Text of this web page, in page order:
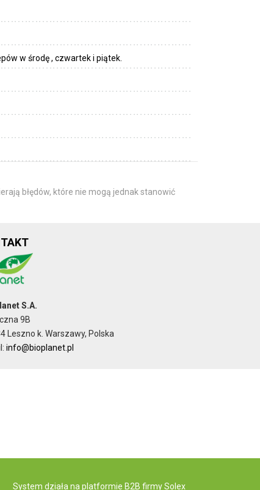
w środę , czwartek i piątek.
błędów, które nie mogą jednak stanowić
S.A.
9B
Leszno k. Warszawy, Polska
info@bioplanet.pl
System działa na platformie B2B firmy Solex